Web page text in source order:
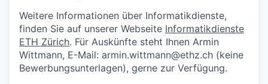
Weitere Informationen über Informatikdienste,
finden Sie auf unserer Webseite Informatikdienste
ETH Zürich. Für Auskünfte steht Ihnen Armin
Wittmann, E-Mail: armin.wittmann@ethz.ch (keine
Bewerbungsunterlagen), gerne zur Verfügung.